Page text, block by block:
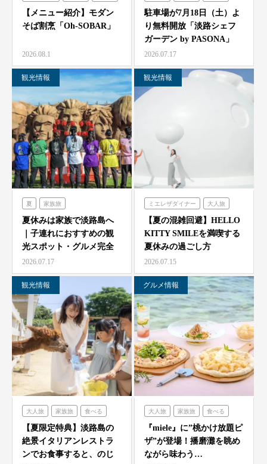
【メニュー紹介】モダン
そば割烹「Oh-SOBAR」
2026.08.1
シェフガーデン
駐車場が7月18日（土）よ
り無料開放「淡路シェフ
ガーデン by PASONA」
「Ladyb…
2026.07.17
観光情報
夏 家族旅
農家レストラン「陽・燦燦」
シェフガーデン
ニジゲンノモリ
夏休みは家族で淡路島へ
｜子連れにおすすめの観
光スポット・グルメ完全
ガイド
2026.07.17
観光情報
ミエレザダイナー 大人旅
家族旅 食べる 体験する
ハローキティスマイル
【夏の混雑回避】HELLO
KITTY SMILEを満喫する
夏休みの過ごし方
2026.07.15
観光情報
大人旅 家族旅 食べる
体験する のじまスコーラ
【夏限定特典】淡路島の
絶景イタリアンレストラ
ンでお食事すると、のじ
グルメ情報
大人旅 家族旅 食べる
体験する ミエレ
『miele』に”桃かけ放題ピ
ザ”が登場！播磨灘を眺め
ながら味わう…